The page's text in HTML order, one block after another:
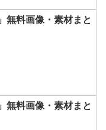
無料画像・素材まと
無料画像・素材まと